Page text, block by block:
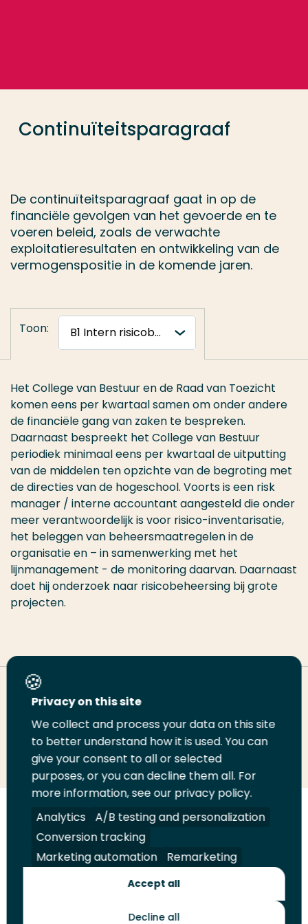
Continuïteitsparagraaf
De continuïteitsparagraaf gaat in op de
financiële gevolgen van het gevoerde en te
voeren beleid, zoals de verwachte
exploitatieresultaten en ontwikkeling van de
vermogenspositie in de komende jaren.
Toon:
Het College van Bestuur en de Raad van Toezicht
komen eens per kwartaal samen om onder andere
de financiële gang van zaken te bespreken.
Daarnaast bespreekt het College van Bestuur
periodiek minimaal eens per kwartaal de uitputting
van de middelen ten opzichte van de begroting met
de directies van de hogeschool. Voorts is een risk
manager / interne accountant aangesteld die onder
meer verantwoordelijk is voor risico-inventarisatie,
het beleggen van beheersmaatregelen in de
organisatie en – in samenwerking met het
lijnmanagement - de monitoring daarvan. Daarnaast
doet hij onderzoek naar risicobeheersing bij grote
projecten.
Deel deze pagina
Deel
LinkedIn
Deel
op
Twitter
Deel
op
Facebook
Email
deze
pagina
Print
deze
pagina
Volg
ons
op
LinkedIn
Volg
ons
op
Facebook
Volg
ons
op
YouTube
Volg
ons
op
Instagram
Juridisch Security A-Z Index
Contact
Opleiding
Privacy on this site
We collect and process your data on this site
to better understand how it is used. You can
give your consent to all or selected
purposes, or you can decline them all. For
more information, see our privacy policy.
Analytics
A/B testing and personalization
Conversion tracking
Marketing automation
Remarketing
Accept all
Decline all